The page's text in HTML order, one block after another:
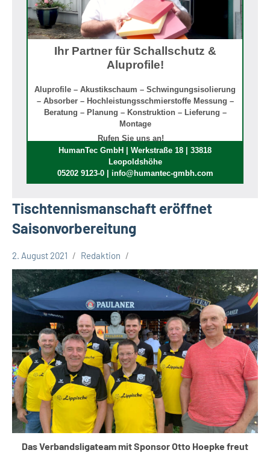
Ihr Partner für Schallschutz &
Aluprofile!
Aluprofile – Akustikschaum – Schwingungsisolierung
– Absorber – Hochleistungsschmierstoffe Messung –
Beratung – Planung – Konstruktion – Lieferung –
Montage
Rufen Sie uns an!
HumanTec GmbH | Werkstraße 18 | 33818
Leopoldshöhe
05202 9123-0 | info@humantec-gmbh.com
Tischtennismanschaft eröffnet
Saisonvorbereitung
Sport
2. August 2021 Redaktion
Das Verbandsligateam mit Sponsor Otto Hoepke freut